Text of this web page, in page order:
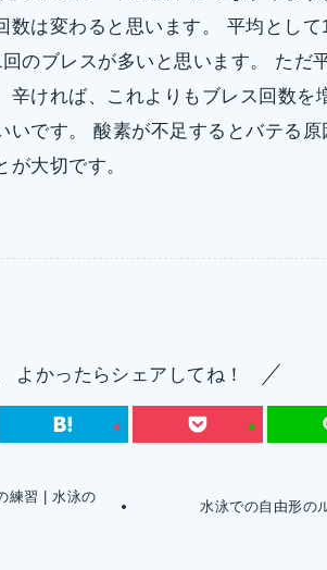
数は変わると思います。 平均とし
のブレスが多いと思います。 ただ
辛ければ、これよりもブレス回数を
です。 酸素が不足するとバテる原
大切です。
よかったらシェアしてね！
練習 | 水泳の
水泳での自由形の